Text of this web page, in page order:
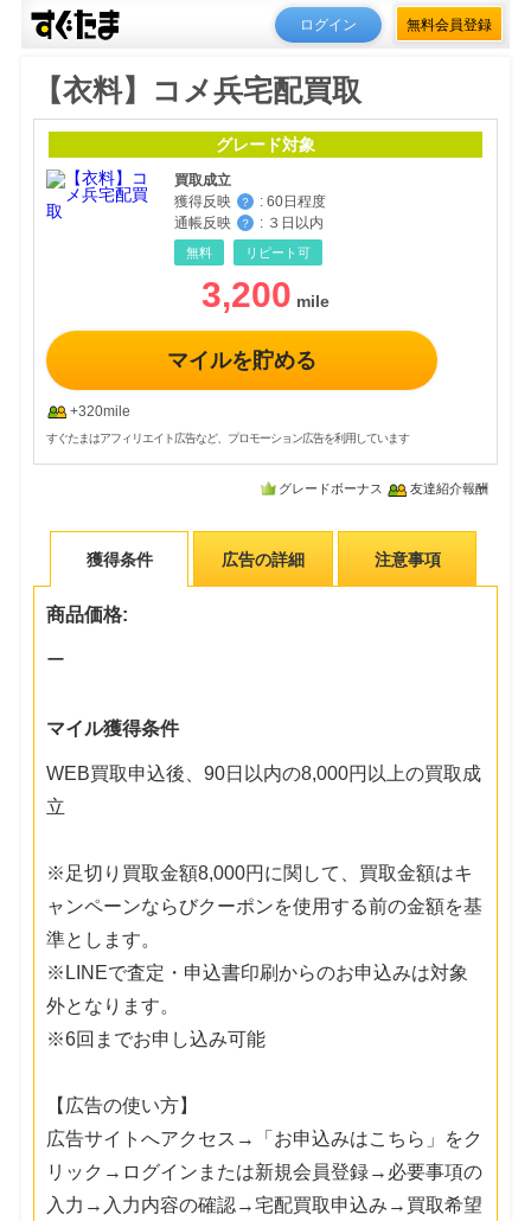
ログイン 無料会員登録
【衣料】コメ兵宅配買取
グレード対象
買取成立
獲得反映
？ : 60日程度
通帳反映
？ : ３日以内
無料 リピート可
3,200
マイルを貯める
+320mile
すぐたまはアフィリエイト広告など、プロモーション広告を利用しています
グレードボーナス 友達紹介報酬
獲得条件 広告の詳細 注意事項
商品価格:
ー
マイル獲得条件
WEB買取申込後、90日以内の8,000円以上の買取成
立
※足切り買取金額8,000円に関して、買取金額はキ
ャンペーンならびクーポンを使用する前の金額を基
準とします。
※LINEで査定・申込書印刷からのお申込みは対象
外となります。
※6回までお申し込み可能
【広告の使い方】
広告サイトへアクセス→「お申込みはこちら」をク
リック→ログインまたは新規会員登録→必要事項の
入力→入力内容の確認→宅配買取申込み→買取希望